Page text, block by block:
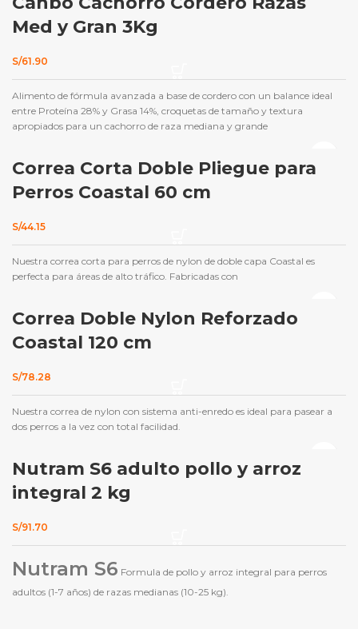
Med y Gran 3Kg
S/61.90
Alimento de fórmula avanzada a base de cordero con un balance ideal
entre Proteína 28% y Grasa 14%, croquetas de tamaño y textura
apropiados para un cachorro de raza mediana y grande
Correa Corta Doble Pliegue para
Perros Coastal 60 cm
S/44.15
Nuestra correa corta para perros de nylon de doble capa Coastal es
perfecta para áreas de alto tráfico. Fabricadas con
Correa Doble Nylon Reforzado
Coastal 120 cm
S/78.28
Nuestra correa de nylon con sistema anti-enredo es ideal para pasear a
dos perros a la vez con total facilidad.
Nutram S6 adulto pollo y arroz
integral 2 kg
S/91.70
Nutram S6 Formula de pollo y arroz integral para perros
adultos (1-7 años) de razas medianas (10-25 kg).